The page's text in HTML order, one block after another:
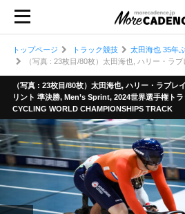
トップページ トラック競技
太田海也 35年
（写真 : 23枚目/80枚）太田海也, ハリー・ラ
（写真 : 23枚目/80枚）太田海也, ハリー・ラブ
リント 準決勝, Men’s Sprint, 2024世界選手権ト
CYCLING WORLD CHAMPIONSHIPS TRACK